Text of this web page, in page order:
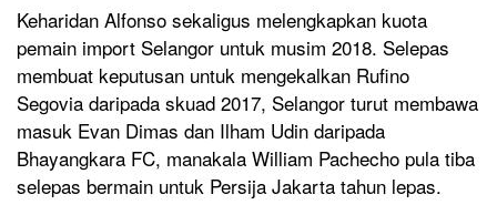
Keharidan Alfonso sekaligus melengkapkan kuota
pemain import Selangor untuk musim 2018. Selepas
membuat keputusan untuk mengekalkan Rufino
Segovia daripada skuad 2017, Selangor turut membawa
masuk Evan Dimas dan Ilham Udin daripada
Bhayangkara FC, manakala William Pachecho pula tiba
selepas bermain untuk Persija Jakarta tahun lepas.